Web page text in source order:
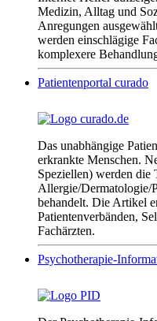
Medizin, Alltag und
Anregungen
werden einschlägige
komplexere
Patientenportal curado
Das unabhängige
erkrankte Menschen.
Speziellen) werden die
Allergie/Dermatologie/
behandelt. Die Artikel
Patientenverbänden,
Fachärzten.
Psychotherapie-